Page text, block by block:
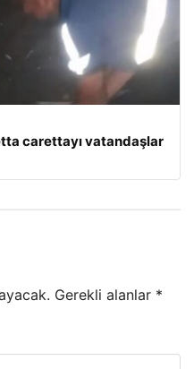
carettayı vatandaşlar
Gerekli alanlar *